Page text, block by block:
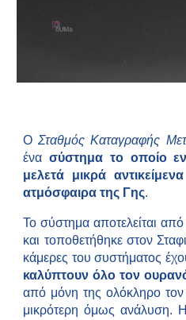
ΟΣταθμός Καταγραφής
ένασύστημα το οποίο
μελετά μικρά
ατμόσφαιρα της Γης.
Το σύστημα αποτελείται από
και τοποθετήθηκε στον
κάμερες του συστήματος
καλύπτουν όλο τον
από μόνη της ολόκληρο
μικρότερη όμως ανάλυση.